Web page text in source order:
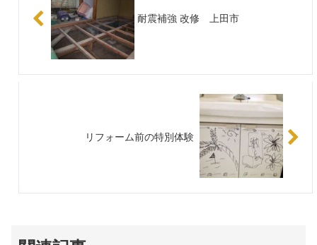
耐震補強 改修 上田市
リフォーム前の特別体験